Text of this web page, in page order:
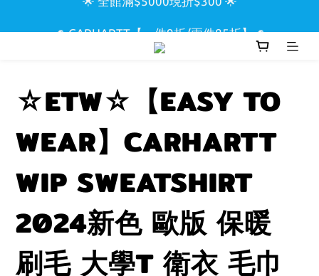
🌊 CARHARTT【一件9折/兩件85折】🌊
🏖️ SUPREME & STUSSY短T【兩件9折區】🏖️
🌟 全館滿$5000現折$300 🌟
☆ETW☆【EASY TO
WEAR】CARHARTT
WIP SWEATSHIRT
2024新色 歐版 保暖
刷毛 大學T 衛衣 毛巾